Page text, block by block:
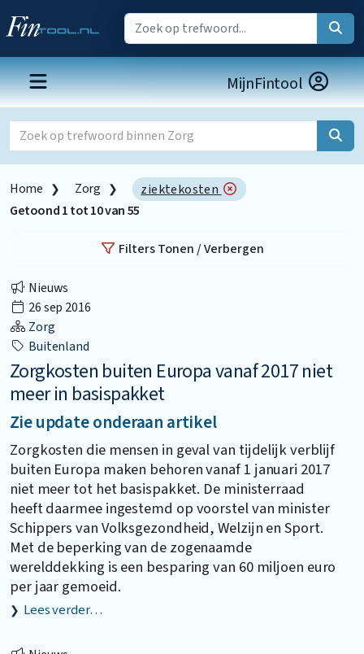
MijnFintool
Home Zorg
ziektekosten
Getoond1tot10van55
Filters Tonen / Verbergen
Nieuws
26 sep 2016
Zorg
Buitenland
Zorgkosten buiten Europa vanaf 2017 niet
meer in basispakket
Zie update onderaan artikel
Zorgkosten die mensen in geval van tijdelijk verblijf
buiten Europa maken behoren vanaf 1 januari 2017
niet meer tot het basispakket. De ministerraad
heeft daarmee ingestemd op voorstel van minister
Schippers van Volksgezondheid, Welzijn en Sport.
Met de beperking van de zogenaamde
werelddekking is een besparing van 60 miljoen euro
per jaar gemoeid.
Lees verder…